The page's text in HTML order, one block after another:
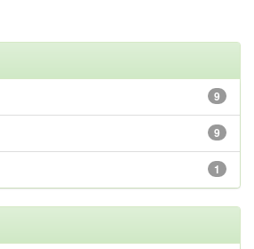
9
9
1